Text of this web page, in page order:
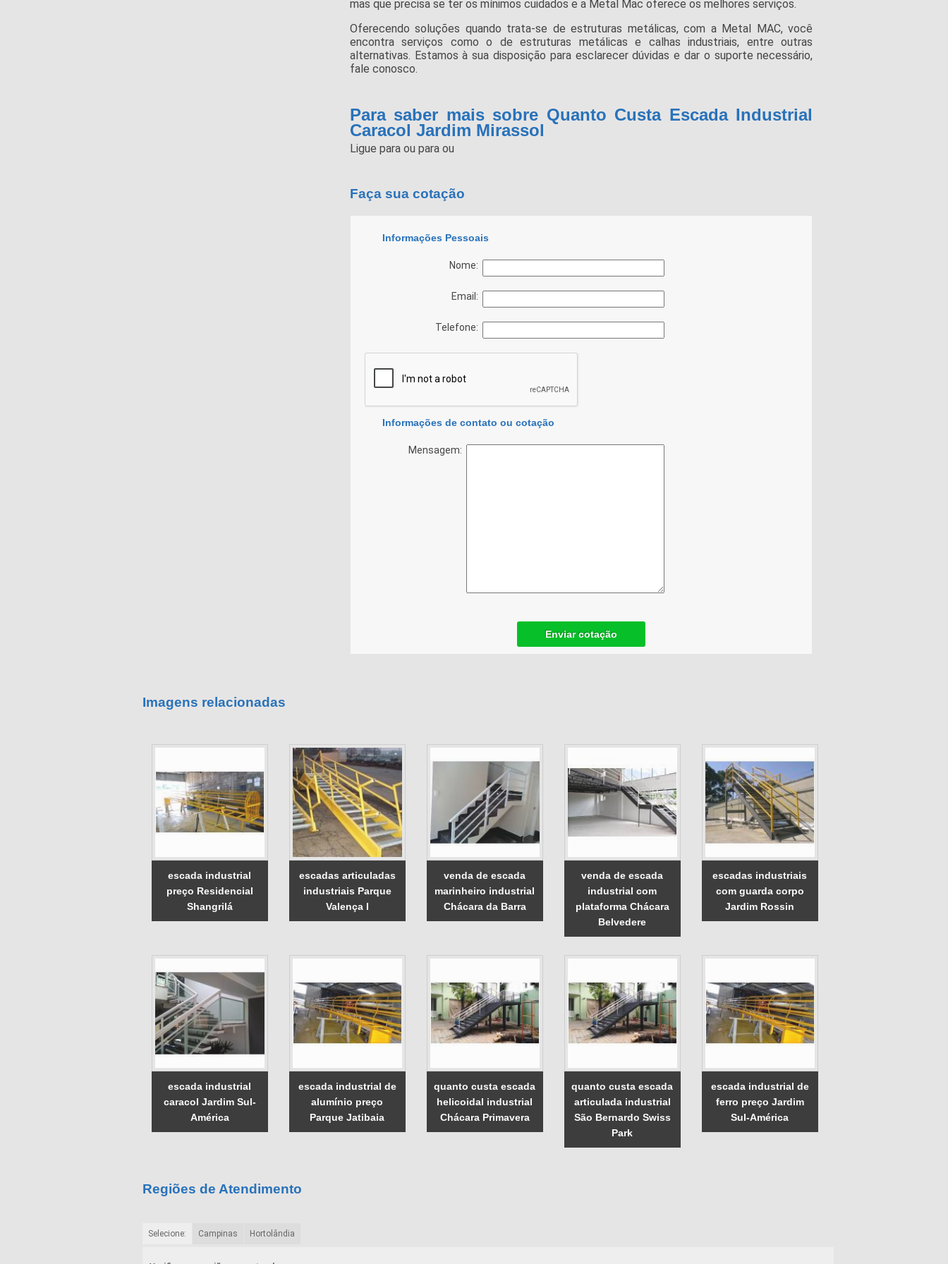
mas que precisa se ter os mínimos cuidados e a Metal Mac oferece os melhores serviços.
Oferecendo soluções quando trata-se de estruturas metálicas, com a Metal MAC, você
encontra serviços como o de estruturas metálicas e calhas industriais, entre outras
alternativas. Estamos à sua disposição para esclarecer dúvidas e dar o suporte necessário,
fale conosco.
Para saber mais sobre Quanto Custa Escada Industrial
Caracol Jardim Mirassol
Ligue para ou para ou
Faça sua cotação
Informações Pessoais
Nome:
Email:
Telefone:
Informações de contato ou cotação
Mensagem:
Enviar cotação
Imagens relacionadas
escada industrial
preço Residencial
Shangrilá
escadas articuladas
industriais Parque
Valença I
venda de escada
marinheiro industrial
Chácara da Barra
venda de escada
industrial com
plataforma Chácara
Belvedere
escadas industriais
com guarda corpo
Jardim Rossin
escada industrial
caracol Jardim Sul-
América
escada industrial de
alumínio preço
Parque Jatibaia
quanto custa escada
helicoidal industrial
Chácara Primavera
quanto custa escada
articulada industrial
São Bernardo Swiss
Park
escada industrial de
ferro preço Jardim
Sul-América
Regiões de Atendimento
Selecione: Campinas Hortolândia